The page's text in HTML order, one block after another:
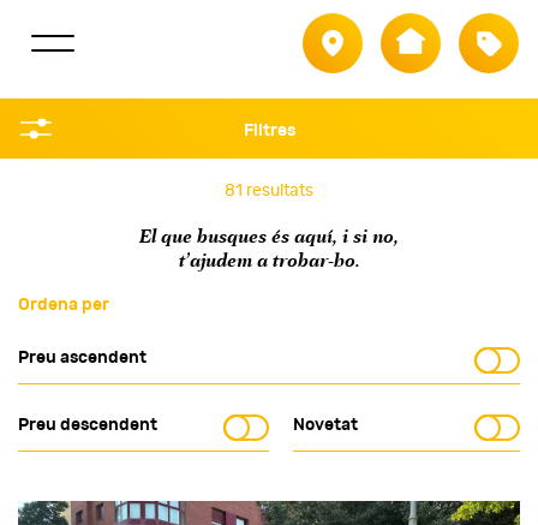
Població Tipus
81 resultats
El que busques és aquí, i si no,
t’ajudem a trobar-ho.
Filtres
Població
Ordena per
Preu ascendent
Preu descendent Novetat